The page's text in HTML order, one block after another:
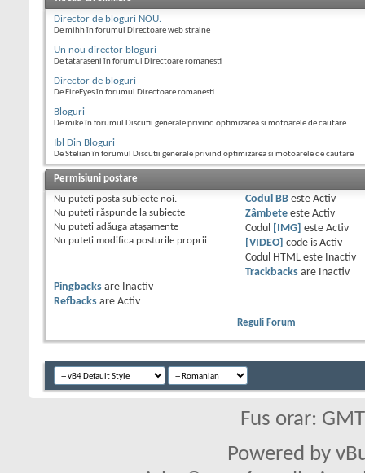
Director de bloguri NOU.
De mihh în forumul Directoare web straine
Un nou director bloguri
De tataraseni în forumul Directoare romanesti
Director de bloguri
De FireEyes în forumul Directoare romanesti
Bloguri
De mike în forumul Discutii generale privind optimizarea si motoarele de cautare
Ibl Din Bloguri
De Stelian în forumul Discutii generale privind optimizarea si motoarele de cautare
Permisiuni postare
Nu puteţi posta subiecte noi.
Nu puteţi răspunde la subiecte
Nu puteţi adăuga ataşamente
Nu puteţi modifica posturile proprii
Codul BBeste Activ
Zâmbeteeste Activ
Codul
[IMG] este Activ
[VIDEO]
code is Activ
Codul HTML este
Inactiv
Trackbacksare
Inactiv
Pingbacks are
Inactiv
Refbacks are Activ
Reguli Forum
Fus orar:
Powered by